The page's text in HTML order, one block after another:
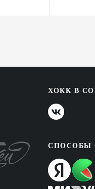
ХОКК В
СПОСОБЫ